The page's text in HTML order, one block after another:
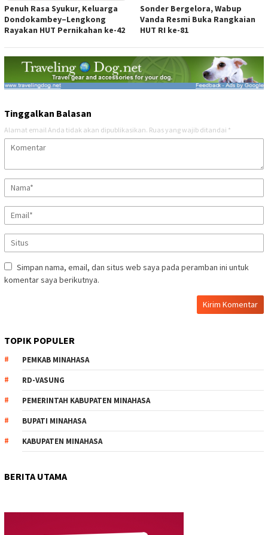
Penuh Rasa Syukur, Keluarga
Dondokambey–Lengkong
Rayakan HUT Pernikahan ke-42
Sonder Bergelora, Wabup
Vanda Resmi Buka Rangkaian
HUT RI ke-81
Tinggalkan Balasan
Alamat email Anda tidak akan dipublikasikan. Ruas yang wajib ditandai *
Simpan nama, email, dan situs web saya pada peramban ini untuk
komentar saya berikutnya.
TOPIK POPULER
PEMKAB MINAHASA
RD-VASUNG
PEMERINTAH KABUPATEN MINAHASA
BUPATI MINAHASA
KABUPATEN MINAHASA
BERITA UTAMA